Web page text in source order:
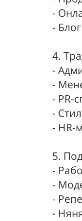
-
-
4.
-
-
- PR-
-
- HR-
5.
-
-
-
-